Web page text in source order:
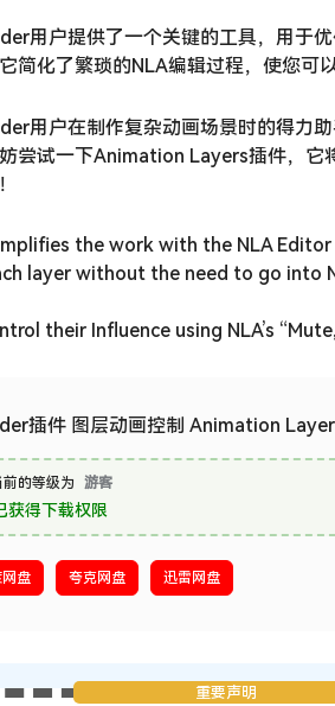
用户提供了一个关键的工具，用于
简化了繁琐的NLA编辑过程，使您可
用户在制作复杂动画场景时的得力
尝试一下Animation Layers插件，它
the work with the NLA
layer without the need to go into
their Influence using NLA’s
插件 图层动画控制 Animation
前的等级为 游客
获得下载权限
盘 夸克网盘 迅雷网盘
重要声明